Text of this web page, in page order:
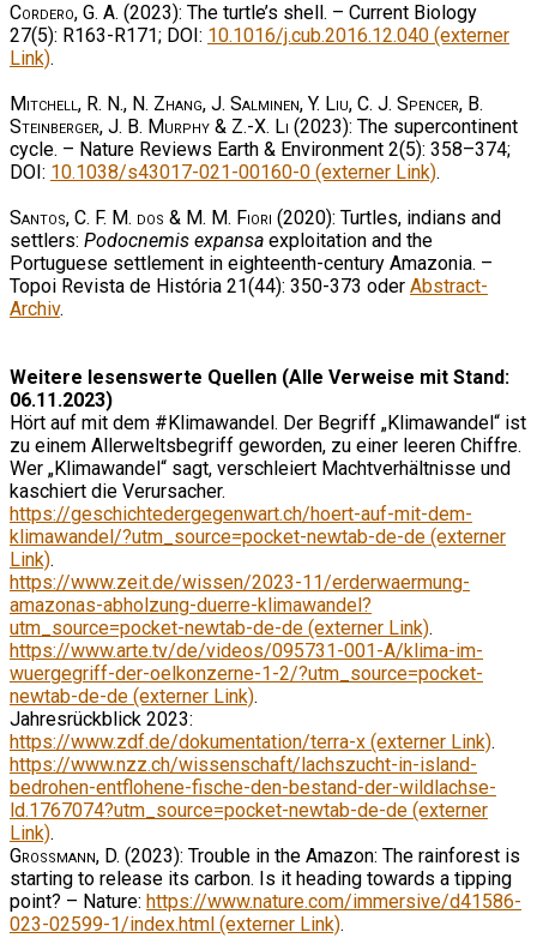
Cordero, G. A. (2023): The turtle’s shell. – Current Biology
27(5): R163-R171; DOI: 10.1016/j.cub.2016.12.040 (externer
Link).
Mitchell, R. N., N. Zhang, J. Salminen, Y. Liu, C. J. Spencer, B.
Steinberger, J. B. Murphy & Z.-X. Li (2023): The supercontinent
cycle. – Nature Reviews Earth & Environment 2(5): 358–374;
DOI: 10.1038/s43017-021-00160-0 (externer Link).
Santos, C. F. M. dos & M. M. Fiori (2020): Turtles, indians and
settlers: Podocnemis expansa exploitation and the
Portuguese settlement in eighteenth-century Amazonia. –
Topoi Revista de História 21(44): 350-373 oder Abstract-
Archiv.
Weitere lesenswerte Quellen (Alle Verweise mit Stand:
06.11.2023)
Hört auf mit dem #Klimawandel. Der Begriff „Klimawandel“ ist
zu einem Allerweltsbegriff geworden, zu einer leeren Chiffre.
Wer „Klimawandel“ sagt, verschleiert Machtverhältnisse und
kaschiert die Verursacher.
https://geschichtedergegenwart.ch/hoert-auf-mit-dem-
klimawandel/?utm_source=pocket-newtab-de-de (externer
Link).
https://www.zeit.de/wissen/2023-11/erderwaermung-
amazonas-abholzung-duerre-klimawandel?
utm_source=pocket-newtab-de-de (externer Link).
https://www.arte.tv/de/videos/095731-001-A/klima-im-
wuergegriff-der-oelkonzerne-1-2/?utm_source=pocket-
newtab-de-de (externer Link).
Jahresrückblick 2023:
https://www.zdf.de/dokumentation/terra-x (externer Link).
https://www.nzz.ch/wissenschaft/lachszucht-in-island-
bedrohen-entflohene-fische-den-bestand-der-wildlachse-
ld.1767074?utm_source=pocket-newtab-de-de (externer
Link).
Grossmann, D. (2023): Trouble in the Amazon: The rainforest is
starting to release its carbon. Is it heading towards a tipping
point? – Nature: https://www.nature.com/immersive/d41586-
023-02599-1/index.html (externer Link).